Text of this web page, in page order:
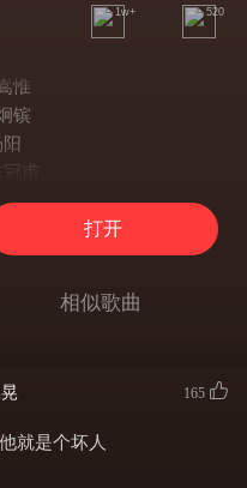
1w+ 520
惟
镔
甫
门
裂痕
头的路程
残忍
恒温
打开
相似歌曲
165
就是个坏人